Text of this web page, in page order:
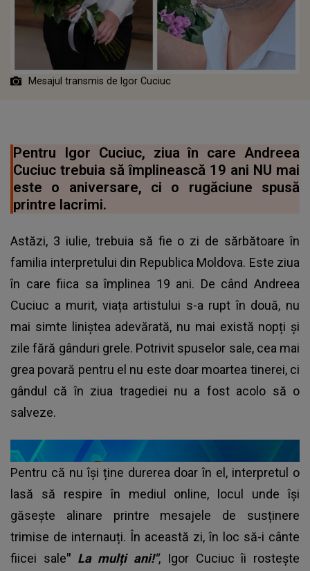
Mesajul transmis de Igor Cuciuc
Pentru Igor Cuciuc, ziua în care Andreea
Cuciuc trebuia să împlinească 19 ani NU mai
este o aniversare, ci o rugăciune spusă
printre lacrimi.
Astăzi, 3 iulie, trebuia să fie o zi de sărbătoare în
familia interpretului din Republica Moldova. Este ziua
în care fiica sa împlinea 19 ani. De când Andreea
Cuciuc a murit, viața artistului s-a rupt în două, nu
mai simte liniștea adevărată, nu mai există nopți și
zile fără gânduri grele. Potrivit spuselor sale, cea mai
grea povară pentru el nu este doar moartea tinerei, ci
gândul că în ziua tragediei nu a fost acolo să o
salveze.
Pentru că nu își ține durerea doar în el, interpretul o
lasă să respire în mediul online, locul unde își
găsește alinare printre mesajele de susținere
trimise de internauți. În această zi, în loc să-i cânte
fiicei sale" La mulți ani!", Igor Cuciuc îi rostește